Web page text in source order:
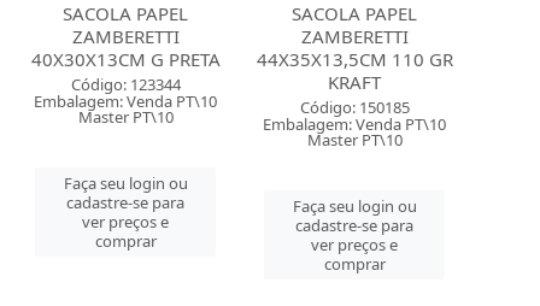
SACOLA PAPEL
ZAMBERETTI
40X30X13CM G PRETA
Código: 123344
Embalagem: Venda PT\10
Master PT\10
Faça seu login ou
cadastre-se para
ver preços e
comprar
SACOLA PAPEL
ZAMBERETTI
44X35X13,5CM 110 GR
KRAFT
Código: 150185
Embalagem: Venda PT\10
Master PT\10
Faça seu login ou
cadastre-se para
ver preços e
comprar